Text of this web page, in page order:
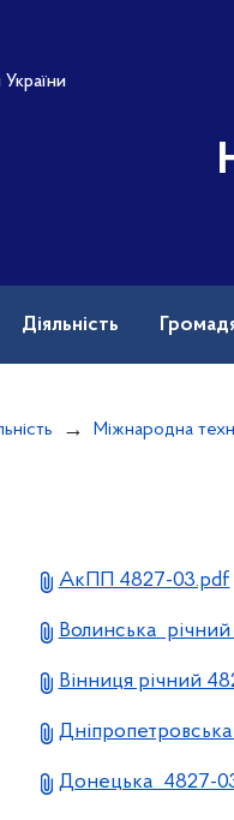
Діяльність
Міжнародна
АкПП 4827-03.pdf
Волинська
Вінниця річний
Донецька 4827-